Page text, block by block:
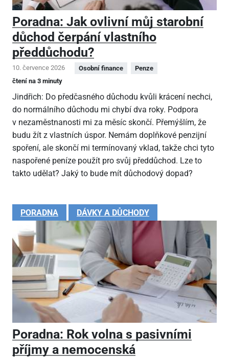
Poradna: Jak ovlivní můj starobní
důchod čerpání vlastního
předdůchodu?
10. července 2026 Osobní finance
Penze
čtení na 3 minuty
Jindřich: Do předčasného důchodu kvůli krácení nechci,
do normálního důchodu mi chybí dva roky. Podpora
v nezaměstnanosti mi za měsíc skončí. Přemýšlím, že
budu žít z vlastních úspor. Nemám doplňkové penzijní
spoření, ale skončí mi termínovaný vklad, takže chci tyto
naspořené peníze použít pro svůj předdůchod. Lze to
takto udělat? Jaký to bude mít důchodový dopad?
PORADNA DÁVKY A DŮCHODY
Poradna: Rok volna s pasivními
příjmy a nemocenská